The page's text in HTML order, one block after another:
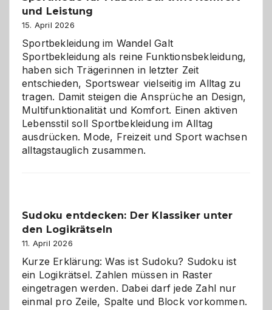
Chaos
und Leistung
15. April 2026
Sportbekleidung im Wandel Galt
Sportbekleidung als reine Funktionsbekleidung,
haben sich Trägerinnen in letzter Zeit
entschieden, Sportswear vielseitig im Alltag zu
tragen. Damit steigen die Ansprüche an Design,
Multifunktionalität und Komfort. Einen aktiven
Lebensstil soll Sportbekleidung im Alltag
ausdrücken. Mode, Freizeit und Sport wachsen
alltagstauglich zusammen.
Sudoku entdecken: Der Klassiker unter
den Logikrätseln
11. April 2026
Kurze Erklärung: Was ist Sudoku? Sudoku ist
ein Logikrätsel. Zahlen müssen in Raster
eingetragen werden. Dabei darf jede Zahl nur
einmal pro Zeile, Spalte und Block vorkommen.